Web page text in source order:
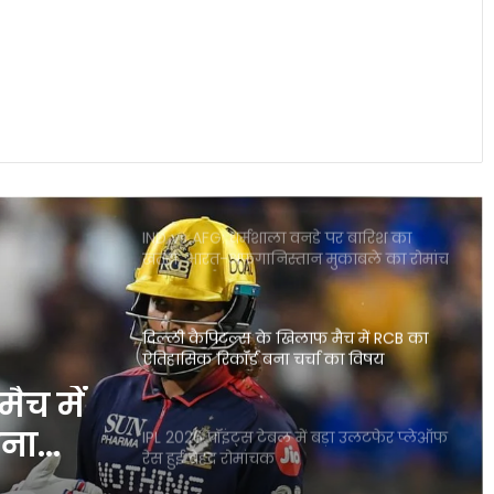
खतरा, भारत-अफगानिस्तान मुकाबले का रोमांच
दिल्ली कैपिटल्स के खिलाफ मैच में RCB का
ऐतिहासिक रिकॉर्ड बना चर्चा का विषय
IPL 2026 पॉइंट्स टेबल में बड़ा उलटफेर प्लेऑफ
रेस हुई बेहद रोमांचक
डेविड वॉर्नर ड्रिंक-ड्राइविंग विवाद में फंसे कप्तानी
और करियर पर बड़ा खतरा